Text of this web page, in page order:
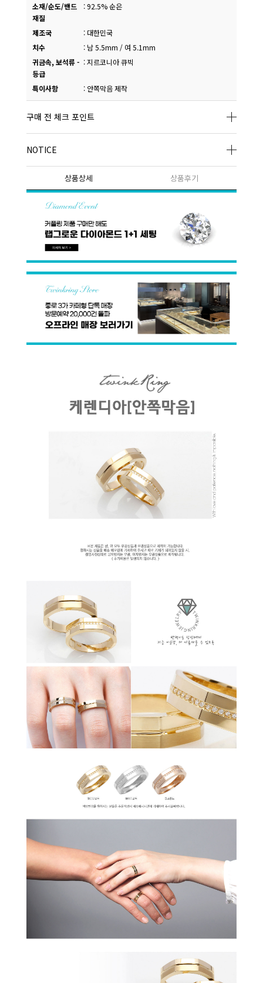
소재/순도/밴드
재질
:92.5% 순은
제조국 : 대한민국
치수
: 남 5.5mm / 여 5.1mm
귀금속, 보석류 -
등급
:지르코니아 큐빅
특이사항 : 안쪽막음 제작
구매 전 체크 포인트
NOTICE
상품상세 상품후기